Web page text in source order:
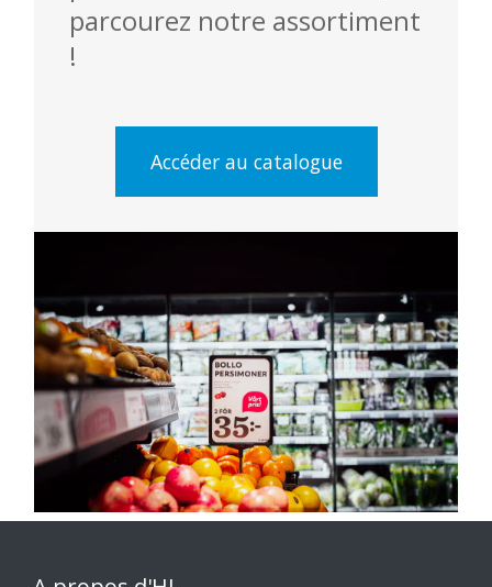
parcourez notre assortiment
!
Accéder au catalogue